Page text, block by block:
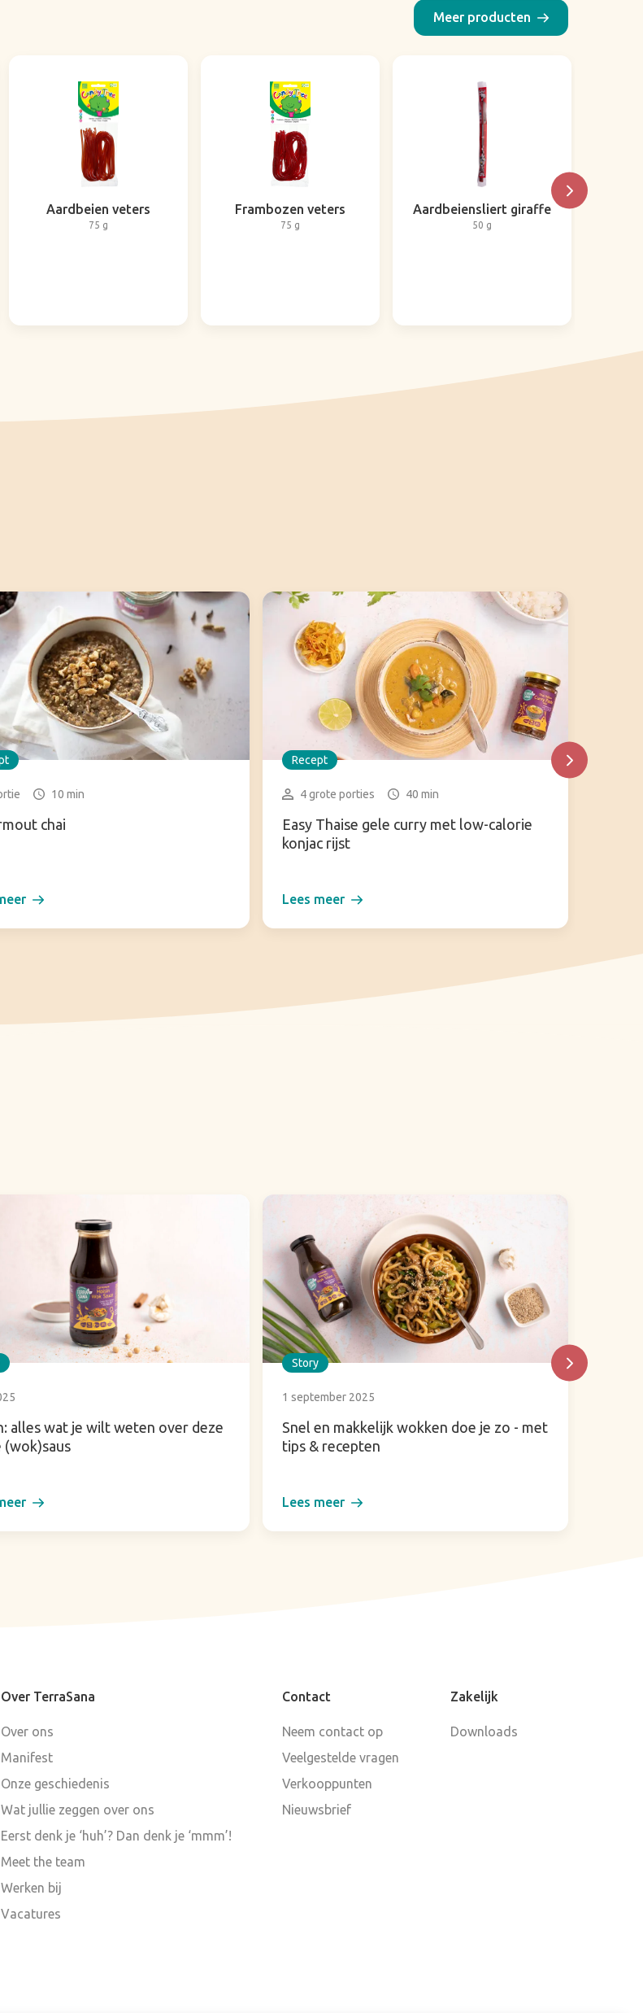
Meer producten
Aardbeien veters
75 g
Frambozen veters
75 g
Aardbeiensliert giraffe
50 g
10 min
chai
Recept
4 grote porties 40 min
Easy Thaise gele curry met low-calorie
konjac rijst
Lees meer
alles wat je wilt weten over deze
(wok)saus
Story
1 september 2025
Snel en makkelijk wokken doe je zo - met
tips & recepten
Lees meer
Over TerraSana
Over ons
Manifest
Onze geschiedenis
Wat jullie zeggen over ons
Eerst denk je ‘huh’? Dan denk je ‘mmm’!
Meet the team
Werken bij
Vacatures
Contact
Neem contact op
Veelgestelde vragen
Verkooppunten
Nieuwsbrief
Zakelijk
Downloads